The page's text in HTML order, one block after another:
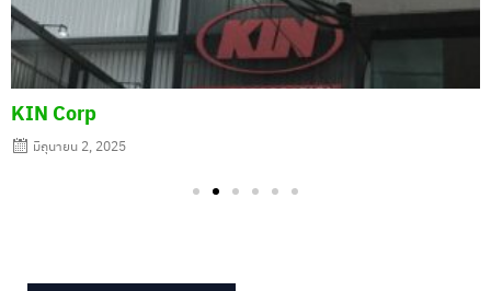
KIN Corp
มิถุนายน 2, 2025